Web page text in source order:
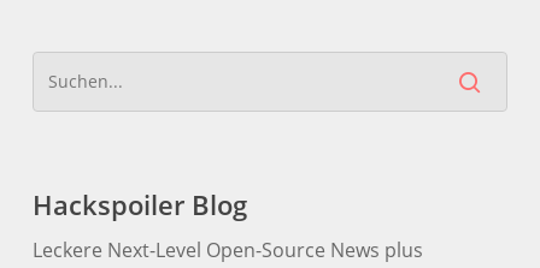
Hackspoiler Blog
Leckere Next-Level Open-Source News plus